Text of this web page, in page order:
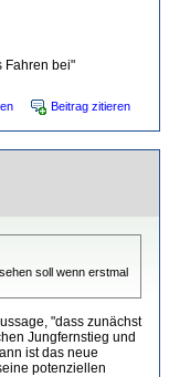
Fahren bei"
Beitrag zitieren
soll wenn erstmal
"dass zunächst
Jungfernstieg und
ist das neue
potenziellen